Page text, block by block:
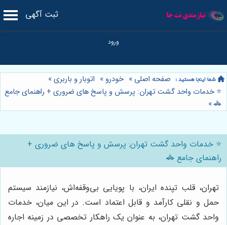
ثبت آگهی
صفحه اصلی » خودرو » اتوبار و باربری»
⭐️ خدمات واحد گشت تهران: پرسش و پاسخ های ضروری + راهنمای جامع
🚓
»
⭐️ خدمات واحد گشت تهران: پرسش و پاسخ های ضروری +
راهنمای جامع 🚓
تهران، قلب تپنده ایران، با پویایی بی‌وقفه‌اش، نیازمند سیستم
حمل و نقلی کارآمد و قابل اعتماد است. در این میان، خدمات
واحد گشت تهران، به عنوان یک راهکار تخصصی در زمینه اجاره